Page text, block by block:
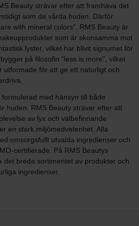
Beauty strävar efter att framhäva det
som de vårda huden. Därför
with mineral colors". RMS Beauty är
som är skonsamma mot
lyster, vilket har blivit signumet för
på filosofin "less is more", vilket
utformade för att ge ett naturligt och
med hänsyn till både
huden. RMS Beauty strävar efter att
av lyx och välbefinnande
en stark miljömedvetenhet. Alla
omsorgsfullt utvalda ingredienser och
certifierade. På RMS Beautys
det breda sortimentet av produkter och
ingredienser.